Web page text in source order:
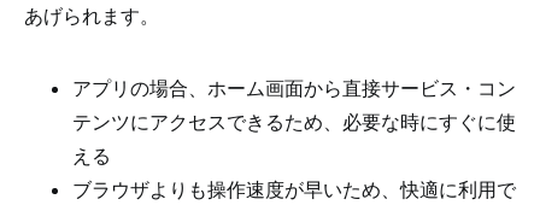
あげられます。
アプリの場合、ホーム画面から直接サービス・コン
テンツにアクセスできるため、必要な時にすぐに使
える
ブラウザよりも操作速度が早いため、快適に利用で